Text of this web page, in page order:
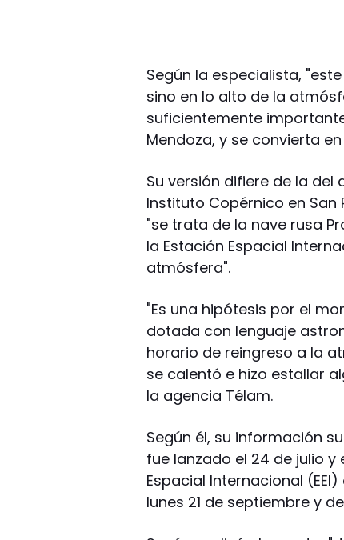
Según la especialista,
sino en lo alto de la
suficientemente
Mendoza, y se convierta
Su versión difiere de la
Instituto Copérnico en
"se trata de la nave rusa
la Estación Espacial
atmósfera".
"Es una hipótesis por el
dotada con lenguaje
horario de reingreso a la
se calentó e hizo estallar
la agencia Télam.
Según él, su información
fue lanzado el 24 de julio
Espacial Internacional
lunes 21 de septiembre y